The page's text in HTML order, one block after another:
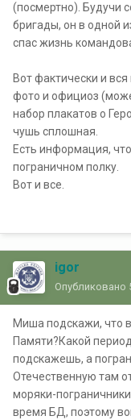
(посмертно). Будучи
бригады, он в одной
спас жизнь
Вот фактически и
фото и официоз
набор плакатов о
чушь сплошная.
Есть информация,
пограничном полку.
Вот и все.
igor
Опубликовано
Миша подскажи, что
Памяти?Какой
подскажешь, а
Отечественную там
моряки-
время БД, поэтому